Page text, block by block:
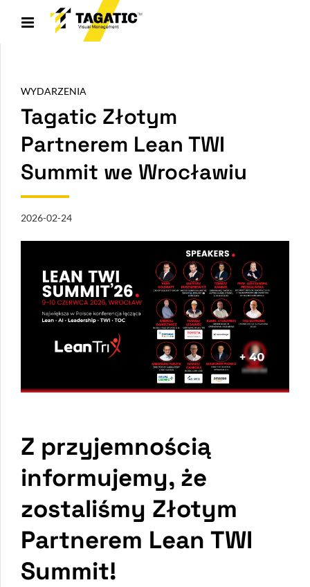
WYDARZENIA
Tagatic Złotym
Partnerem Lean TWI
Summit we Wrocławiu
2026-02-24
Z przyjemnością
informujemy, że
zostaliśmy Złotym
Partnerem Lean TWI
Summit!